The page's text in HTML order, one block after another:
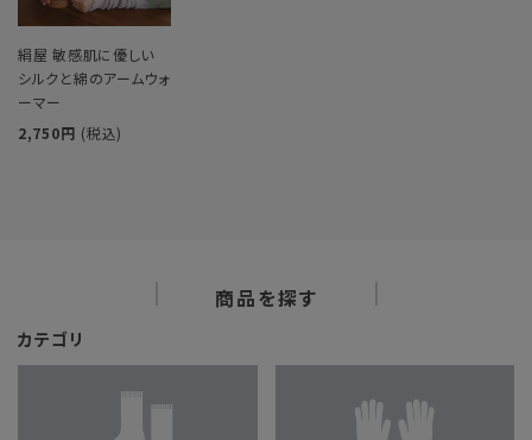
絹屋 敏感肌に優しい
シルクと綿のアームウォ
ーマー
2,750円 (税込)
商品を探す
カテゴリ